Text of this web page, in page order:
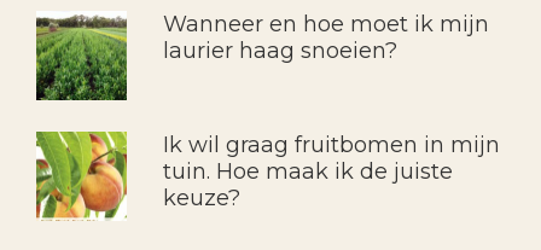
Wanneer en hoe moet ik mijn
laurier haag snoeien?
Ik wil graag fruitbomen in mijn
tuin. Hoe maak ik de juiste
keuze?